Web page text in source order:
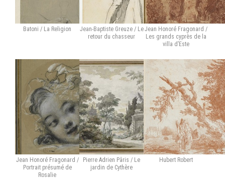
Batoni / La Religion
Jean-Baptiste Greuze / Le
retour du chasseur
Jean Honoré Fragonard /
Les grands cyprès de la
villa d’Este
Jean Honoré Fragonard /
Portrait présumé de
Rosalie
Pierre Adrien Pâris / Le
jardin de Cythère
Hubert Robert